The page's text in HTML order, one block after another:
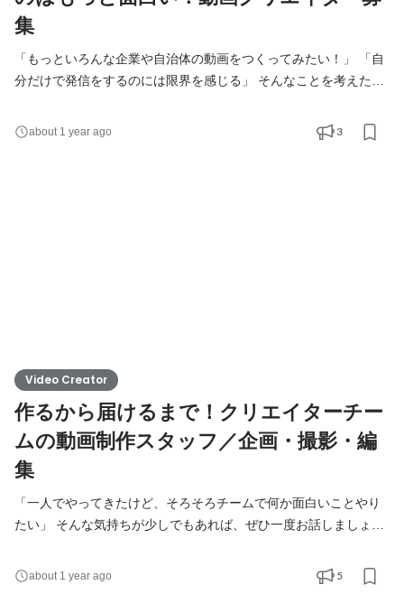
集
「もっといろんな企業や自治体の動画をつくってみたい！」 「自
分だけで発信をするのには限界を感じる」 そんなことを考えた
SNSや写真・動画などのコンテンツ、イベントなどを通じて、ク
ライアントの情報発信をサポートする仕事をしています。その内
about 1 year ago 3
Video Creator
作るから届けるまで！クリエイターチー
ムの動画制作スタッフ／企画・撮影・編
集
「一人でやってきたけど、そろそろチームで何か面白いことやり
たい」 そんな気持ちが少しでもあれば、ぜひ一度お話しましょ
ツ、イベントなどを通じて、クライアントの情報発信をサポート
する仕事をしています。その内容は多岐に渡りますが、全てのプ
about 1 year ago 5